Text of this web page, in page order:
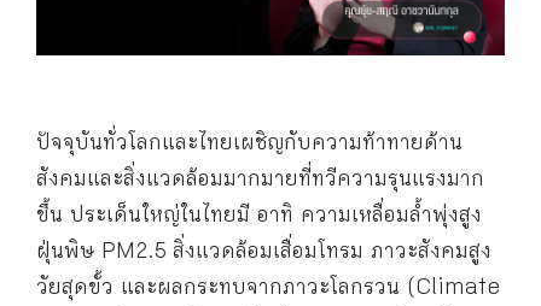
ปัจจุบันทั่วโลกและไทยเผชิญกับความท้าทายด้าน
สังคมและสิ่งแวดล้อมมากมายที่ทวีความรุนแรงมาก
ขึ้น ประเด็นใหญ่ในไทยมี อาทิ ความเหลื่อมล้ำพุ่งสูง
ฝุ่นพิษ PM2.5 สิ่งแวดล้อมเสื่อมโทรม ภาวะสังคมสูง
วัยสุดขั้ว และผลกระทบจากภาวะโลกรวน (Climate